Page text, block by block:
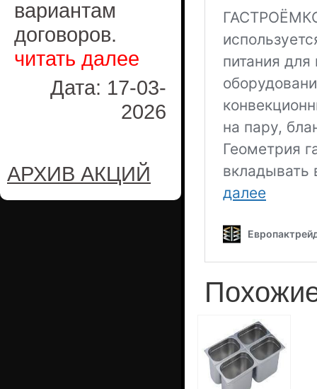
вариантам
договоров.
читать далее
Дата: 17-03-
2026
АРХИВ АКЦИЙ